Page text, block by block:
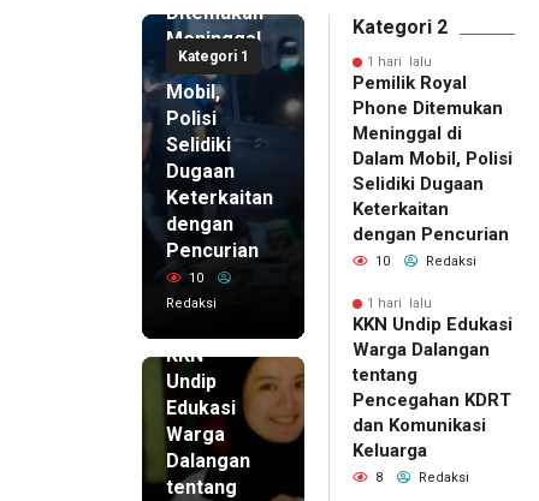
Kategori 1
Ditemukan
Meninggal
di Dalam
Mobil,
Polisi
Selidiki
Dugaan
Keterkaitan
dengan
Pencurian
10
Redaksi
KKN
Undip
Edukasi
Warga
Dalangan
tentang
Kategori 2
1 hari lalu
Pemilik Royal
Phone Ditemukan
Meninggal di
Dalam Mobil, Polisi
Selidiki Dugaan
Keterkaitan
dengan Pencurian
10 Redaksi
1 hari lalu
KKN Undip Edukasi
Warga Dalangan
tentang
Pencegahan KDRT
dan Komunikasi
Keluarga
8 Redaksi